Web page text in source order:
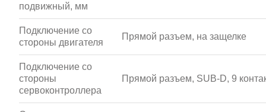
подвижный, мм
Подключение со
стороны двигателя
Прямой разъем, на защелке
Подключение со
стороны
сервоконтроллера
Прямой разъем, SUB-D, 9